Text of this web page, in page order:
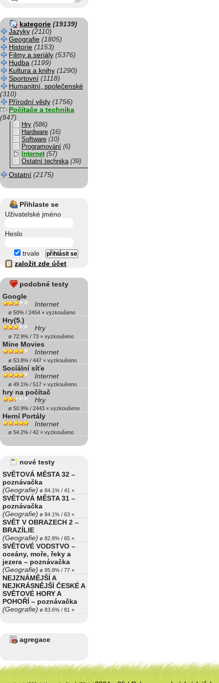
kategorie (19139)
Jazyky (2110)
Geografie (1805)
Historie (1153)
Filmy a seriály (5376)
Hudba (1199)
Kultura a knihy (1290)
Sportovní (1118)
Humanitní, společenské
(310)
Přírodní vědy (1756)
Počítače a technika
(847)
Hry (586)
Hardware (16)
Software (10)
Programování (6)
Internet (57)
Ostatní technika (39)
Ostatní (2175)
Přihlaste se
Uživatelské jméno
Heslo
trvale
založit zde účet
podobné testy
Google
Internet
ø 50% / 2454 × vyzkoušeno
Hry(5.)
Hry
ø 72.9% / 73 × vyzkoušeno
Mine Movies
Internet
ø 53.8% / 447 × vyzkoušeno
Socíální síťe
Internet
ø 49.1% / 517 × vyzkoušeno
hry na počítač
Hry
ø 50.9% / 2443 × vyzkoušeno
Herní Portály
Internet
ø 54.2% / 42 × vyzkoušeno
nové testy
SVĚTOVÁ MĚSTA 32 –
poznávačka
(Geografie) ø 84.1% / 41 ×
SVĚTOVÁ MĚSTA 31 –
poznávačka
(Geografie) ø 84.1% / 63 ×
SVĚT V OBRAZECH 2 –
BRAZÍLIE
(Geografie) ø 82.8% / 65 ×
SVĚTOVÉ VODSTVO –
oceány, moře, řeky a
jezera – poznávačka
(Geografie) ø 85.8% / 77 ×
NEJZNÁMĚJŠÍ A
NEJKRÁSNĚJŠÍ ČESKÉ A
SVĚTOVÉ HORY A
POHOŘÍ – poznávačka
(Geografie) ø 83.6% / 81 ×
agregace